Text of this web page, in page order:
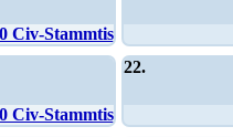
Civ-Stammtisch
Civ-Stammtisch
22.